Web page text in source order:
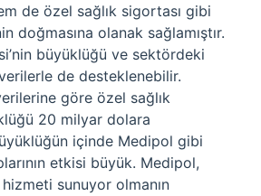
de özel sağlık sigortası gibi
doğmasına olanak sağlamıştır.
büyüklüğü ve sektördeki
de desteklenebilir.
göre özel sağlık
20 milyar dolara
içinde Medipol gibi
etkisi büyük. Medipol,
sunuyor olmanın